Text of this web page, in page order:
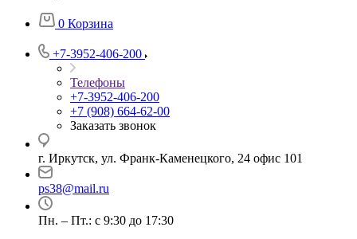
0 Корзина
+7-3952-406-200
Телефоны
+7-3952-406-200
+7 (908) 664-62-00
Заказать звонок
г. Иркутск, ул. Франк-Каменецкого, 24 офис 101
ps38@mail.ru
Пн. – Пт.: с 9:30 до 17:30